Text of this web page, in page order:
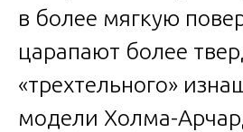
в более мягкую
царапают более
«трехтельного»
модели Холма-